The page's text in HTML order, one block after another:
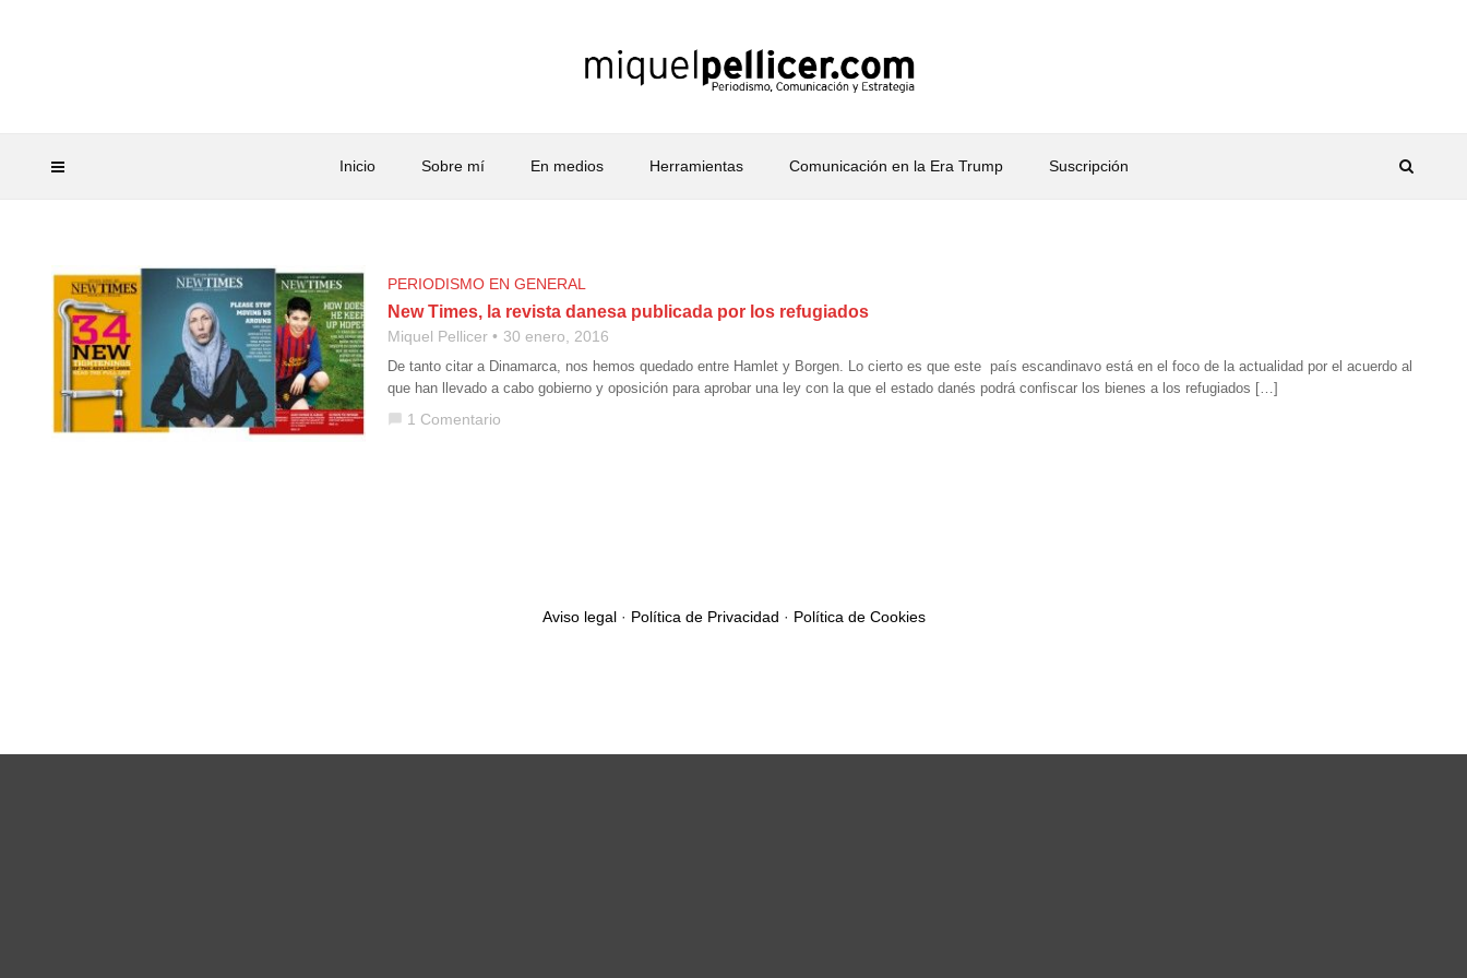
Inicio Sobre mí En medios Herramientas Comunicación en la Era Trump Suscripción
PERIODISMO EN GENERAL
New Times, la revista danesa publicada por los refugiados
Miquel Pellicer 30 enero, 2016
De tanto citar a Dinamarca, nos hemos quedado entre Hamlet y Borgen. Lo cierto es que este país escandinavo está en el foco de la actualidad por el acuerdo al
que han llevado a cabo gobierno y oposición para aprobar una ley con la que el estado danés podrá confiscar los bienes a los refugiados […]
chat_bubble 1 Comentario
Aviso legal· Política de Privacidad · Política de Cookies